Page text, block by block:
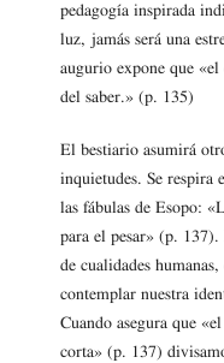
pedagogía inspirada
luz, jamás será una
augurio expone que
del saber.» (p. 135)
El bestiario asumirá
inquietudes. Se respira
las fábulas de Esopo:
para el pesar» (p.
de cualidades
contemplar nuestra
Cuando asegura que
corta» (p. 137)